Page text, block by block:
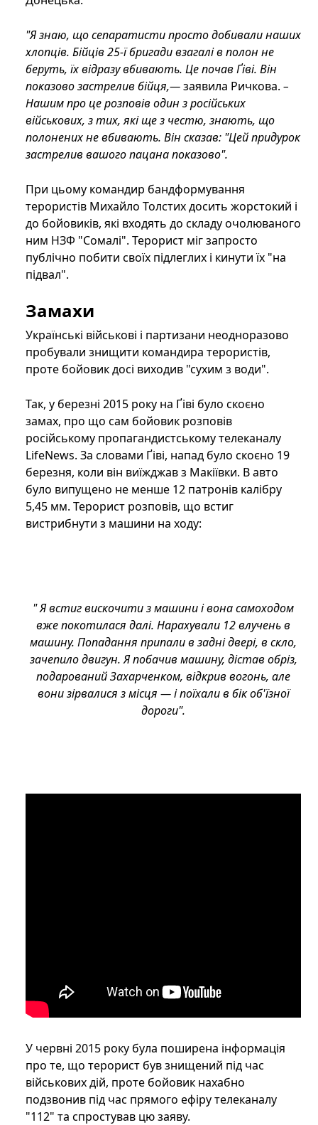
"Я знаю, що сепаратисти просто добивали наших
хлопців. Бійців 25-ї бригади взагалі в полон не
беруть, їх відразу вбивають. Це почав Ґіві. Він
показово застрелив бійця,—заявила Ричкова. –
Нашим про це розповів один з російських
військових, з тих, які ще з честю, знають, що
полонених не вбивають. Він сказав: "Цей придурок
застрелив вашого пацана показово".
При цьому командир бандформування
терористів Михайло Толстих досить жорстокий і
до бойовиків, які входять до складу очолюваного
ним НЗФ "Сомалі". Терорист міг запросто
публічно побити своїх підлеглих і кинути їх "на
підвал".
Замахи
Українські військові і партизани неодноразово
пробували знищити командира терористів,
проте бойовик досі виходив "сухим з води".
Так, у березні 2015 року на Ґіві було скоєно
замах, про що сам бойовик розповів
російському пропагандистському телеканалу
LifeNews. За словами Ґіві, напад було скоєно 19
березня, коли він виїжджав з Макіївки. В авто
було випущено не менше 12 патронів калібру
5,45 мм. Терорист розповів, що встиг
вистрибнути з машини на ходу:
" Я встиг вискочити з машини і вона самоходом
вже покотилася далі. Нарахували 12 влучень в
машину. Попадання припали в задні двері, в скло,
зачепило двигун. Я побачив машину, дістав обріз,
подарований Захарченком, відкрив вогонь, але
вони зірвалися з місця — і поїхали в бік об'їзної
дороги".
У червні 2015 року була поширена інформація
про те, що терорист був знищений під час
військових дій, проте бойовик нахабно
подзвонив під час прямого ефіру телеканалу
"112" та спростував цю заяву.